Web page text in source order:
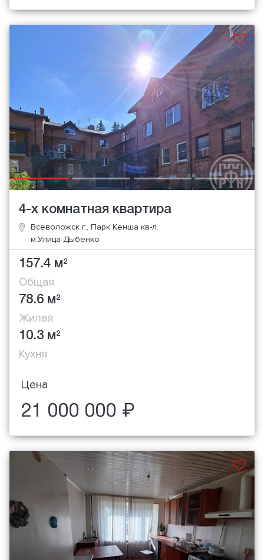
4-х комнатная квартира
Всеволожск г., Парк Кенша кв-л.
м.Улица Дыбенко
157.4 м2
Общая
78.6 м2
Жилая
10.3 м2
Кухня
Цена
21 000 000 ₽